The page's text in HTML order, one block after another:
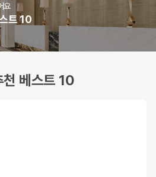
요
트 10
천 베스트 10